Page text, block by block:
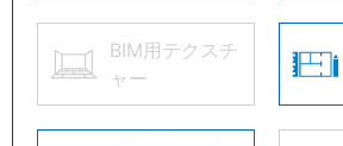
BIM用テクスチ
ャー